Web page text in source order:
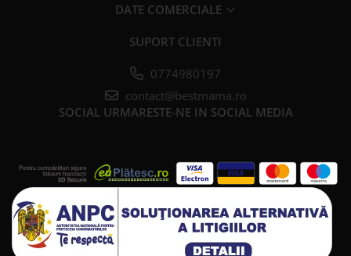
DATE COMERCIALE
SUPORT CLIENTI
0774980197
contact@bestmama.ro
SOCIAL URMARESTE-NE IN SOCIAL MEDIA